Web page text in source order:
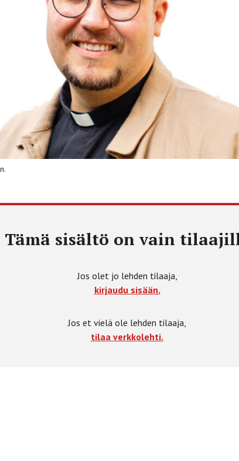
Tämä sisältö on vain
Jos olet jo lehden tilaaja,
kirjaudu sisään.
Jos et vielä ole lehden tilaaja,
tilaa verkkolehti.